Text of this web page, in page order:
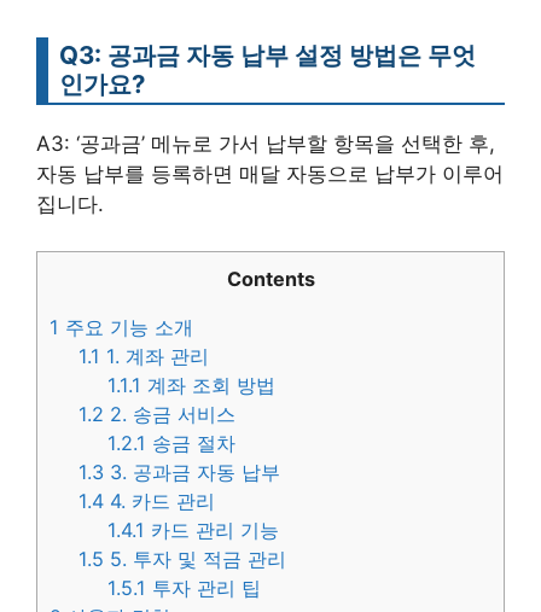
Q3: 공과금 자동 납부 설정 방법은 무엇
인가요?
A3: ‘공과금’ 메뉴로 가서 납부할 항목을 선택한 후,
자동 납부를 등록하면 매달 자동으로 납부가 이루어
집니다.
Contents
1 주요 기능 소개
1.1 1. 계좌 관리
1.1.1 계좌 조회 방법
1.2 2. 송금 서비스
1.2.1 송금 절차
1.3 3. 공과금 자동 납부
1.4 4. 카드 관리
1.4.1 카드 관리 기능
1.5 5. 투자 및 적금 관리
1.5.1 투자 관리 팁